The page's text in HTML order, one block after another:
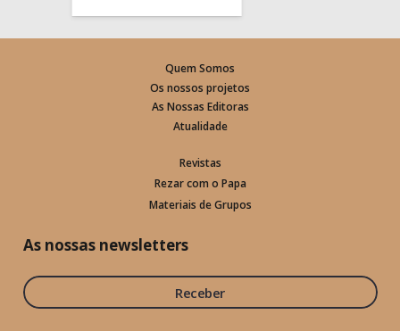
Quem Somos
Os nossos projetos
As Nossas Editoras
Atualidade
Revistas
Rezar com o Papa
Materiais de Grupos
As nossas newsletters
Receber